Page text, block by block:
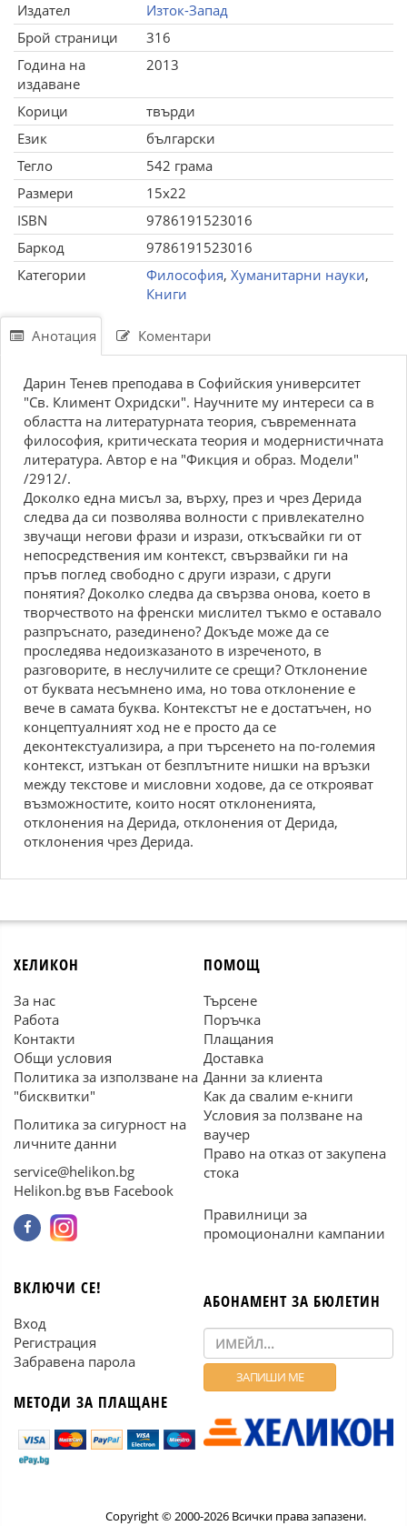
Издател
Изток-Запад
Брой страници
316
Година на
издаване
2013
Корици
твърди
Език
български
Тегло
542 грама
Размери
15x22
ISBN
9786191523016
Баркод
9786191523016
Категории
Философия, Хуманитарни науки,
Книги
Анотация Коментари
Дарин Тенев преподава в Софийския университет
"Св. Климент Охридски". Научните му интереси са в
областта на литературната теория, съвременната
философия, критическата теория и модернистичната
литература. Автор е на "Фикция и образ. Модели"
/2912/.
Доколко една мисъл за, върху, през и чрез Дерида
следва да си позволява волности с привлекателно
звучащи негови фрази и изрази, откъсвайки ги от
непосредствения им контекст, свързвайки ги на
пръв поглед свободно с други изрази, с други
понятия? Доколко следва да свързва онова, което в
творчеството на френски мислител тъкмо е оставало
разпръснато, разединено? Докъде може да се
проследява недоизказаното в изреченото, в
разговорите, в неслучилите се срещи? Отклонение
от буквата несъмнено има, но това отклонение е
вече в самата буква. Контекстът не е достатъчен, но
концептуалният ход не е просто да се
деконтекстуализира, а при търсенето на по-големия
контекст, изтъкан от безплътните нишки на връзки
между текстове и мисловни ходове, да се открояват
възможностите, които носят отклоненията,
отклонения на Дерида, отклонения от Дерида,
отклонения чрез Дерида.
ХЕЛИКОН
За нас
Работа
Контакти
Общи условия
Политика за използване на
"бисквитки"
Политика за сигурност на
личните данни
service@helikon.bg
Helikon.bg във Facebook
ПОМОЩ
Търсене
Поръчка
Плащания
Доставка
Данни за клиента
Как да свалим е-книги
Условия за ползване на
ваучер
Право на отказ от закупена
стока
Правилници за
промоционални кампании
ВКЛЮЧИ СЕ!
Вход
Регистрация
Забравена парола
МЕТОДИ ЗА ПЛАЩАНЕ
АБОНАМЕНТ ЗА БЮЛЕТИН
Copyright © 2000-2026 Всички права запазени.